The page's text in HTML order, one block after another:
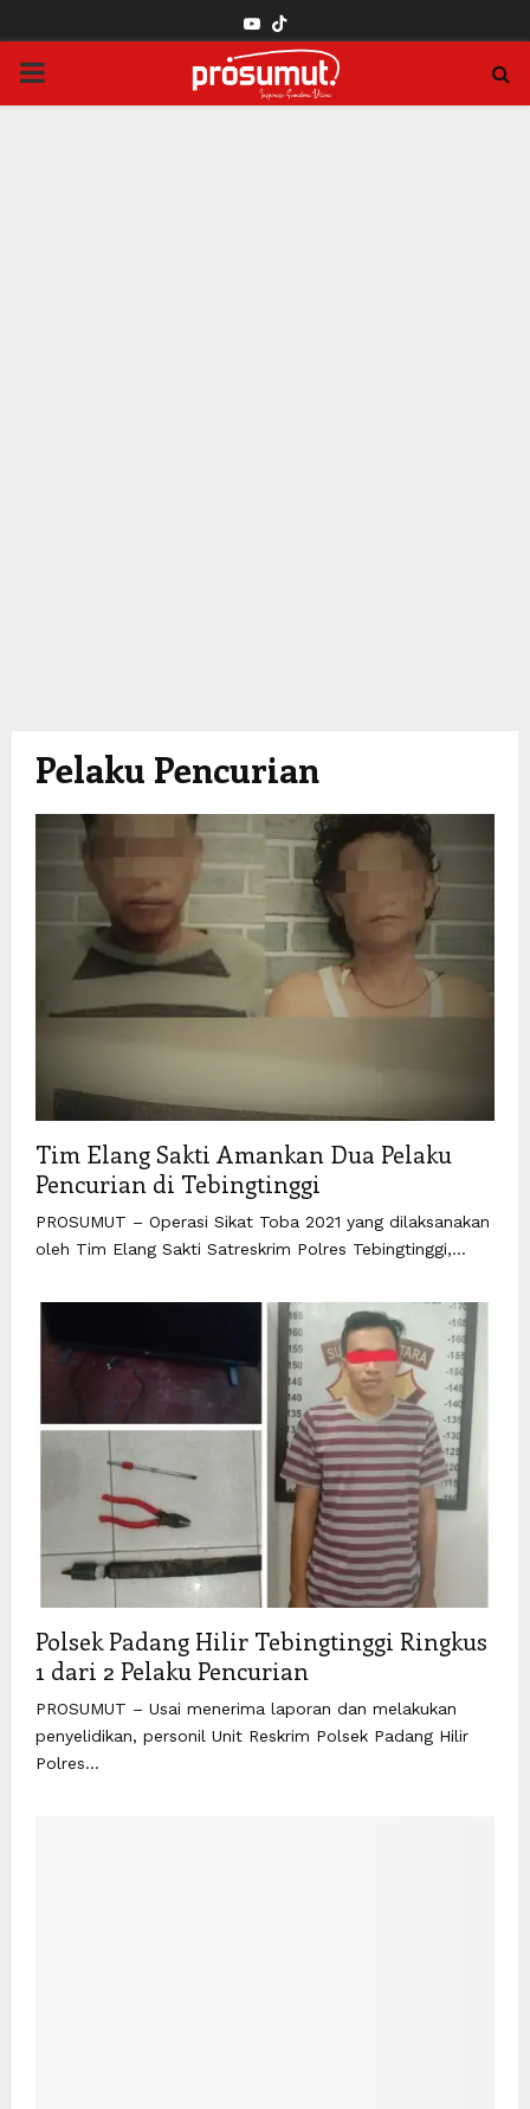
YOUTUBE
PRIMARY
Pelaku Pencurian
Tim Elang Sakti Amankan Dua Pelaku
Pencurian di Tebingtinggi
PROSUMUT – Operasi Sikat Toba 2021 yang dilaksanakan
oleh Tim Elang Sakti Satreskrim Polres Tebingtinggi,...
Polsek Padang Hilir Tebingtinggi Ringkus
1 dari 2 Pelaku Pencurian
PROSUMUT – Usai menerima laporan dan melakukan
penyelidikan, personil Unit Reskrim Polsek Padang Hilir
Polres...